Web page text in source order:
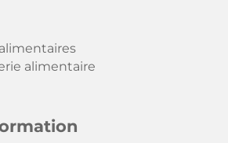
alimentaire